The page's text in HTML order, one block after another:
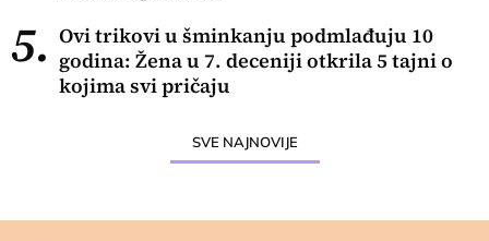
5. Ovi trikovi u šminkanju podmlađuju 10
godina: Žena u 7. deceniji otkrila 5 tajni o
kojima svi pričaju
SVE NAJNOVIJE